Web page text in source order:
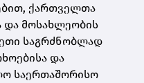
ქართველთა
და მოსახლეობის
საგრძნობლად
და
საერთაშორისო